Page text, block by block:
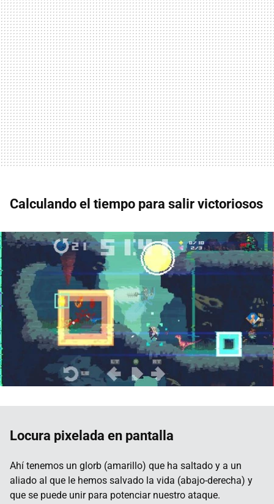
Calculando el tiempo para salir victoriosos
Locura pixelada en pantalla
Ahí tenemos un glorb (amarillo) que ha saltado y a un
aliado al que le hemos salvado la vida (abajo-derecha) y
que se puede unir para potenciar nuestro ataque.